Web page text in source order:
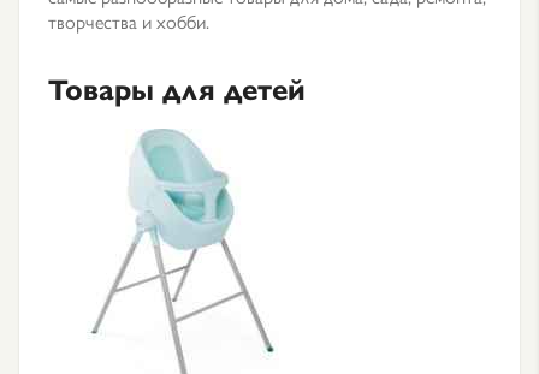
творчества и хобби.
Товары для детей